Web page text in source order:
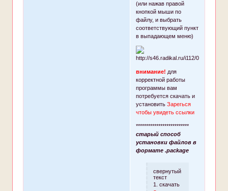
(или нажав правой
кнопкой мыши по
файлу, и выбрать
соответствующий пункт
в выпадающем меню)
внимание! для
корректной работы
программы вам
потребуется скачать и
установить Зарегься
чтобы увидеть ссылки
**************************
старый способ
установки файлов в
формате .package
свернутый
текст
1. скачать